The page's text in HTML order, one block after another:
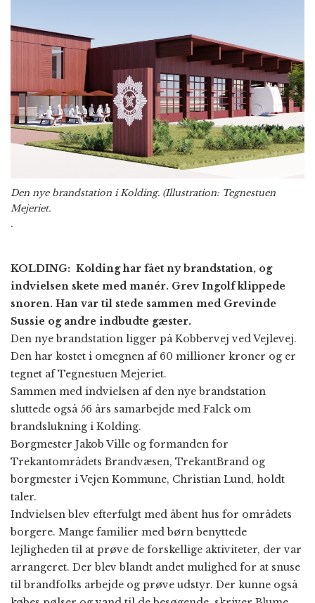
Den nye brandstation i Kolding. (Illustration: Tegnestuen
Mejeriet.
.
KOLDING: Kolding har fået ny brandstation, og
indvielsen skete med manér. Grev Ingolf klippede
snoren. Han var til stede sammen med Grevinde
Sussie og andre indbudte gæster.
Den nye brandstation ligger på Kobbervej ved Vejlevej.
Den har kostet i omegnen af 60 millioner kroner og er
tegnet af Tegnestuen Mejeriet.
Sammen med indvielsen af den nye brandstation
sluttede også 56 års samarbejde med Falck om
brandslukning i Kolding.
Borgmester Jakob Ville og formanden for
Trekantområdets Brandvæsen, TrekantBrand og
borgmester i Vejen Kommune, Christian Lund, holdt
taler.
Indvielsen blev efterfulgt med åbent hus for områdets
borgere. Mange familier med børn benyttede
lejligheden til at prøve de forskellige aktiviteter, der var
arrangeret. Der blev blandt andet mulighed for at snuse
til brandfolks arbejde og prøve udstyr. Der kunne også